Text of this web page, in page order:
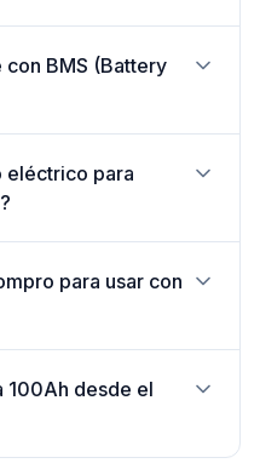
BMS (Battery
eléctrico para
para usar con
100Ah desde el